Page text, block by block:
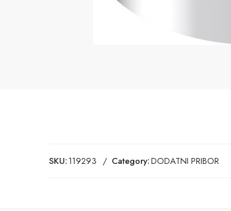
SKU:119293 Category:DODATNI PRIBOR